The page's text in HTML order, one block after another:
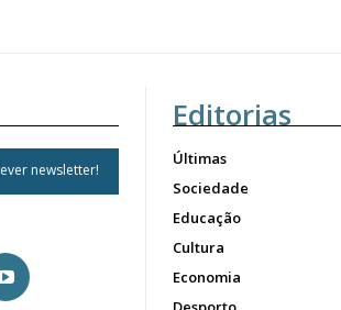
newsletter!
Editorias
Últimas
Sociedade
Educação
Cultura
Economia